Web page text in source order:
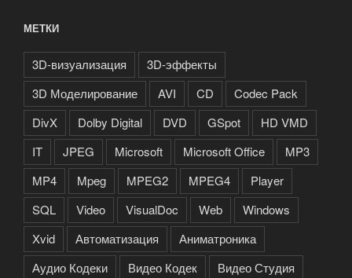
МЕТКИ
3D-визуализация
3D-эффекты
3D Моделирование
AVI CD
Codec Pack
DivX
Dolby Digital DVD GSpot
HD VMD
IT
JPEG Microsoft Microsoft Office
MP3
MP4
Mpeg MPEG2 MPEG4
Player
SQL
Video VisualDoc Web
Windows
Xvid
Автоматизация
Аниматроника
Аудио Кодеки
Видео Кодек
Видео Студия